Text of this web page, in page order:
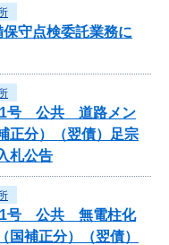
守点検委託業務に
1号 公共 道路メン
正分）（翌債）足宗
札公告
1号 公共 無電柱化
補正分）（翌債）